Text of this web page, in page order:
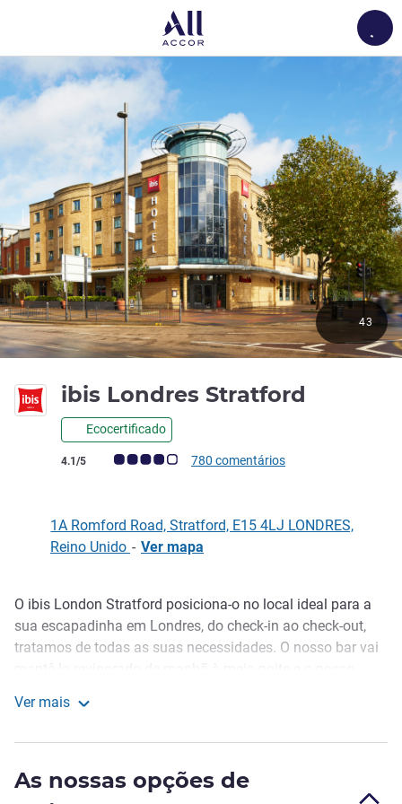
ibis Londres Stratford
Ecocertificado
Nota clientes Avis (Classificação ALL)
4.1/5 780 comentários
43
1A Romford Road, Stratford, E15 4LJ LONDRES,
Reino Unido - Ver mapa
Descrição
O ibis London Stratford posiciona-o no local ideal para a
sua escapadinha em Londres, do check-in ao check-out,
tratamos de todas as suas necessidades. O nosso bar vai
desfrutar de um almoço ou de um jantar indulgente. Quer
Canary Wharf, temos tudo o que precisa para uma
Ver mais
As nossas opções de